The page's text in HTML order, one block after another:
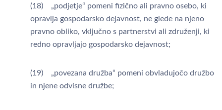
(18) „podjetje“ pomeni fizično ali pravno osebo, ki
opravlja gospodarsko dejavnost, ne glede na njeno
pravno obliko, vključno s partnerstvi ali združenji, ki
redno opravljajo gospodarsko dejavnost;
(19) „povezana družba“ pomeni obvladujočo družbo
in njene odvisne družbe;